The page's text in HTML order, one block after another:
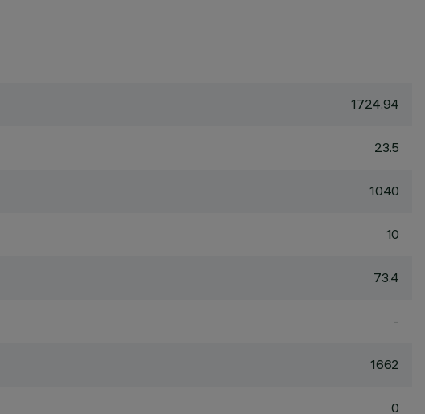
1724.94
23.5
1040
10
73.4
-
1662
0